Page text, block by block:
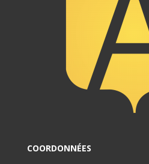
COORDONNÉES